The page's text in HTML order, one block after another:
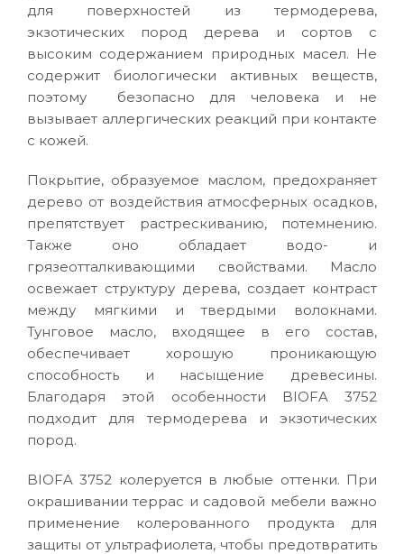
для поверхностей из термодерева,
экзотических пород дерева и сортов с
высоким содержанием природных масел. Не
содержит биологически активных веществ,
поэтому безопасно для человека и не
вызывает аллергических реакций при контакте
с кожей.
Покрытие, образуемое маслом, предохраняет
дерево от воздействия атмосферных осадков,
препятствует растрескиванию, потемнению.
Также оно обладает водо- и
грязеотталкивающими свойствами. Масло
освежает структуру дерева, создает контраст
между мягкими и твердыми волокнами.
Тунговое масло, входящее в его состав,
обеспечивает хорошую проникающую
способность и насыщение древесины.
Благодаря этой особенности BIOFA 3752
подходит для термодерева и экзотических
пород.
BIOFA 3752 колеруется в любые оттенки. При
окрашивании террас и садовой мебели важно
применение колерованного продукта для
защиты от ультрафиолета, чтобы предотвратить